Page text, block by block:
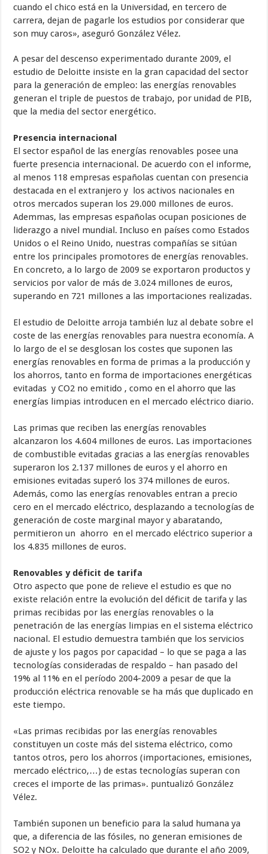
cuando el chico está en la Universidad, en tercero de
carrera, dejan de pagarle los estudios por considerar que
son muy caros», aseguró González Vélez.
A pesar del descenso experimentado durante 2009, el
estudio de Deloitte insiste en la gran capacidad del sector
para la generación de empleo: las energías renovables
generan el triple de puestos de trabajo, por unidad de PIB,
que la media del sector energético.
Presencia internacional
El sector español de las energías renovables posee una
fuerte presencia internacional. De acuerdo con el informe,
al menos 118 empresas españolas cuentan con presencia
destacada en el extranjero y los activos nacionales en
otros mercados superan los 29.000 millones de euros.
Ademmas, las empresas españolas ocupan posiciones de
liderazgo a nivel mundial. Incluso en países como Estados
Unidos o el Reino Unido, nuestras compañías se sitúan
entre los principales promotores de energías renovables.
En concreto, a lo largo de 2009 se exportaron productos y
servicios por valor de más de 3.024 millones de euros,
superando en 721 millones a las importaciones realizadas.
El estudio de Deloitte arroja también luz al debate sobre el
coste de las energías renovables para nuestra economía. A
lo largo de el se desglosan los costes que suponen las
energías renovables en forma de primas a la producción y
los ahorros, tanto en forma de importaciones energéticas
evitadas y CO2 no emitido , como en el ahorro que las
energías limpias introducen en el mercado eléctrico diario.
Las primas que reciben las energías renovables
alcanzaron los 4.604 millones de euros. Las importaciones
de combustible evitadas gracias a las energías renovables
superaron los 2.137 millones de euros y el ahorro en
emisiones evitadas superó los 374 millones de euros.
Además, como las energías renovables entran a precio
cero en el mercado eléctrico, desplazando a tecnologías de
generación de coste marginal mayor y abaratando,
permitieron un ahorro en el mercado eléctrico superior a
los 4.835 millones de euros.
Renovables y déficit de tarifa
Otro aspecto que pone de relieve el estudio es que no
existe relación entre la evolución del déficit de tarifa y las
primas recibidas por las energías renovables o la
penetración de las energías limpias en el sistema eléctrico
nacional. El estudio demuestra también que los servicios
de ajuste y los pagos por capacidad – lo que se paga a las
tecnologías consideradas de respaldo – han pasado del
19% al 11% en el período 2004-2009 a pesar de que la
producción eléctrica renovable se ha más que duplicado en
este tiempo.
«Las primas recibidas por las energías renovables
constituyen un coste más del sistema eléctrico, como
tantos otros, pero los ahorros (importaciones, emisiones,
mercado eléctrico,…) de estas tecnologías superan con
creces el importe de las primas». puntualizó González
Vélez.
También suponen un beneficio para la salud humana ya
que, a diferencia de las fósiles, no generan emisiones de
SO2 y NOx. Deloitte ha calculado que durante el año 2009,